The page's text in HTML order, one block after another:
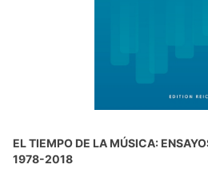
EL TIEMPO DE LA MÚSICA:
1978-2018